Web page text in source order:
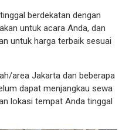
berdekatan dengan
untuk acara Anda, dan
untuk harga terbaik sesuai
area Jakarta dan beberapa
dapat menjangkau sewa
lokasi tempat Anda tinggal